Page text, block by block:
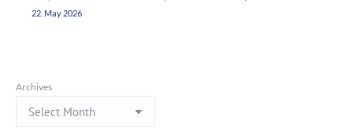
22. May 2026
Archives